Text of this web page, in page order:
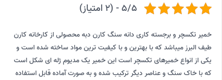
5/5 - (2 امتیاز)
خمیر تکسچر و برجسته کاری دانه سنگ کارن دبه محصولی از کارخانه کارن
طیف البرز میباشد که با بهترین و با کیفیت ترین مواد ساخته شده است و
یکی از انواع خمیرهای تکسچر است این خمیر یک مدیوم ژله ای شکل است
که با خاک سنگ و عناصر دیگر ترکیب شده و به صورت آماده قابل استفاده